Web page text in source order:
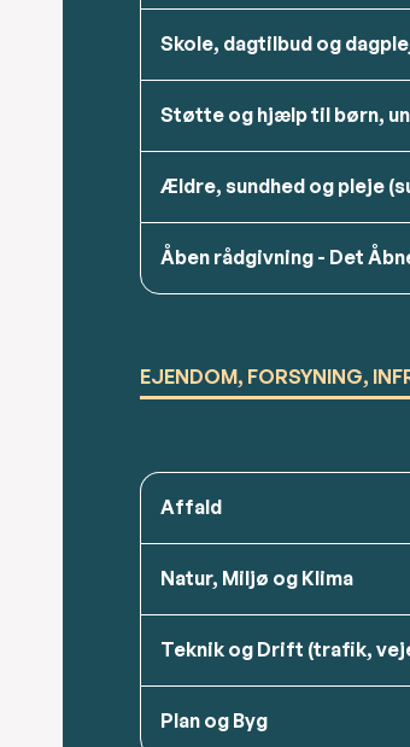
Skole, dagtilbud og
Støtte og hjælp til børn,
Ældre, sundhed og pleje
Åben rådgivning - Det
EJENDOM, FORSYNING,
Affald
Natur, Miljø og Klima
Teknik og Drift (trafik,
Plan og Byg